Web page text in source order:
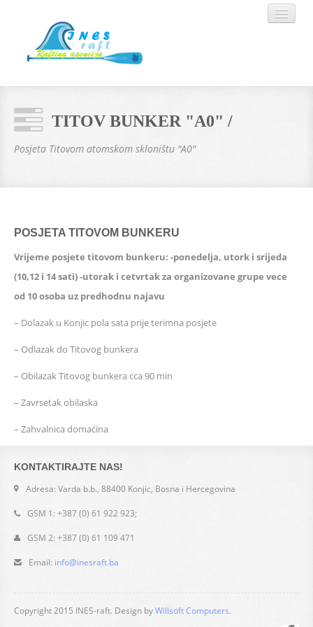
SVE O NAMA
TITOV BUNKER "A0" /
Posjeta Titovom atomskom skloništu "A0"
POSJETA TITOVOM BUNKERU
Vrijeme posjete titovom bunkeru: -ponedelja, utork i srijeda
(10,12 i 14 sati) -utorak i cetvrtak za organizovane grupe vece
od 10 osoba uz predhodnu najavu
– Dolazak u Konjic pola sata prije terimna posjete
– Odlazak do Titovog bunkera
– Obilazak Titovog bunkera cca 90 min
– Zavrsetak obilaska
– Zahvalnica domaćina
KONTAKTIRAJTE NAS!
Adresa: Varda b.b., 88400 Konjic, Bosna i Hercegovina
GSM 1: +387 (0) 61 922 923;
GSM 2: +387 (0) 61 109 471
Email: info@inesraft.ba
Copyright 2015 INES-raft. Design byWillsoft Computers.